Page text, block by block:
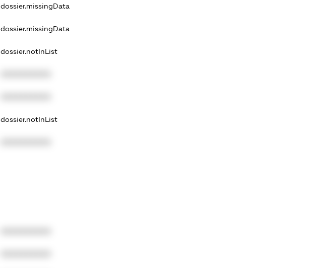
dossier.missingData
dossier.missingData
dossier.notInList
dossier.notInList